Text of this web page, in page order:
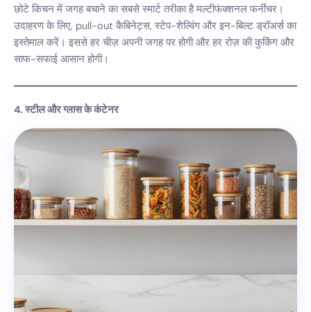
छोटे किचन में जगह बचाने का सबसे स्मार्ट तरीका है मल्टीफंक्शनल फर्नीचर।
उदाहरण के लिए, pull-out कैबिनेट्स, स्टेप-शेल्विंग और इन-बिल्ट ड्रॉअर्स का
इस्तेमाल करें। इससे हर चीज़ अपनी जगह पर होगी और हर रोज़ की कुकिंग और
साफ-सफाई आसान होगी।
4. स्टील और ग्लास के कंटेनर